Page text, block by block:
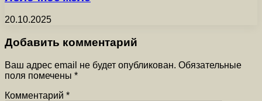
20.10.2025
Добавить комментарий
Ваш адрес email не будет опубликован. Обязательные
поля помечены *
Комментарий *